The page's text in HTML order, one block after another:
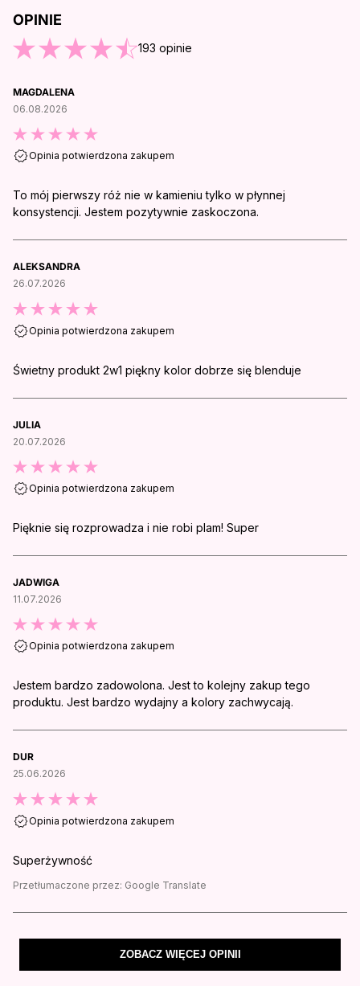
KOŃCA OPINII
OPINIE
193 opinie
MAGDALENA
06.08.2026
Opinia potwierdzona zakupem
To mój pierwszy róż nie w kamieniu tylko w płynnej
konsystencji. Jestem pozytywnie zaskoczona.
ALEKSANDRA
26.07.2026
Opinia potwierdzona zakupem
Świetny produkt 2w1 piękny kolor dobrze się blenduje
JULIA
20.07.2026
Opinia potwierdzona zakupem
Pięknie się rozprowadza i nie robi plam! Super
JADWIGA
11.07.2026
Opinia potwierdzona zakupem
Jestem bardzo zadowolona. Jest to kolejny zakup tego
produktu. Jest bardzo wydajny a kolory zachwycają.
DUR
25.06.2026
Opinia potwierdzona zakupem
Superżywność
Przetłumaczone przez: Google Translate
ZOBACZ WIĘCEJ OPINII